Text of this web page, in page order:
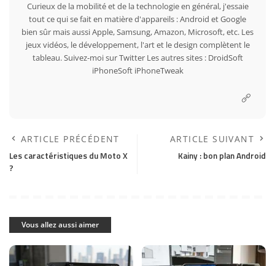
Curieux de la mobilité et de la technologie en général, j'essaie
tout ce qui se fait en matière d'appareils : Android et Google
bien sûr mais aussi Apple, Samsung, Amazon, Microsoft, etc. Les
jeux vidéos, le développement, l'art et le design complètent le
tableau. Suivez-moi surTwitterLes autres sites : DroidSoft
iPhoneSoft iPhoneTweak
ARTICLE PRÉCÉDENT
Les caractéristiques du Moto X
?
ARTICLE SUIVANT
Kainy : bon plan Android
Vous allez aussi aimer